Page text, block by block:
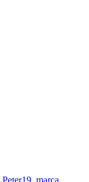
Peter19. marca